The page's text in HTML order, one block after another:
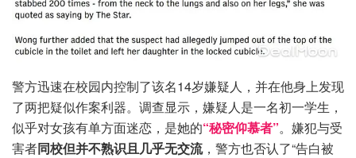
警方迅速在校园内控制了该名14岁嫌疑人，并在他身上发现
了两把疑似作案利器。调查显示，嫌疑人是一名初一学生，
似乎对女孩有单方面迷恋，是她的“秘密仰慕者”。嫌犯与受
害者同校但并不熟识且几乎无交流，警方也否认了“告白被